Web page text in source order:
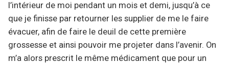
l’intérieur de moi pendant un mois et demi, jusqu’à ce
que je finisse par retourner les supplier de me le faire
évacuer, afin de faire le deuil de cette première
grossesse et ainsi pouvoir me projeter dans l’avenir. On
m’a alors prescrit le même médicament que pour un